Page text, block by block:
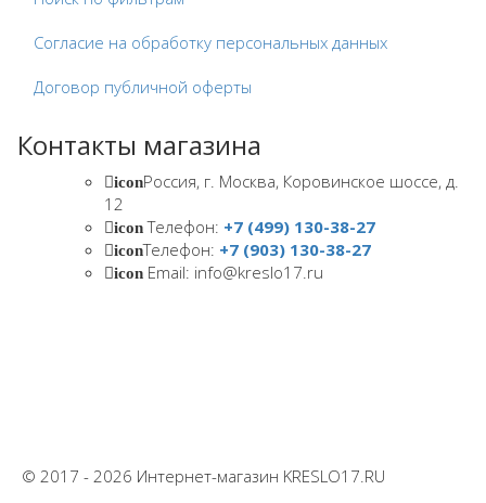
Согласие на обработку персональных данных
Договор публичной оферты
Контакты магазина
iconРоссия, г. Москва, Коровинское шоссе, д.
12
iconТелефон: +7 (499) 130-38-27
iconТелефон: +7 (903) 130-38-27
icon Email: info@kreslo17.ru
© 2017 - 2026 Интернет-магазин KRESLO17.RU